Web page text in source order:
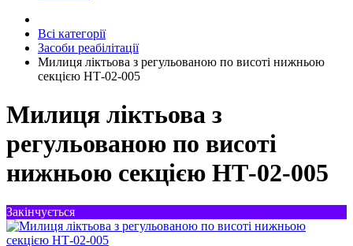
Всі категорії
Засоби реабілітації
Милиця ліктьова з регульованою по висоті нижньою
секцією НТ-02-005
Милиця ліктьова з
регульованою по висоті
нижньою секцією НТ-02-005
Закінчується